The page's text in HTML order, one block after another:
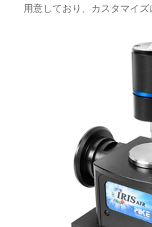
用意しており、カスタマイズ